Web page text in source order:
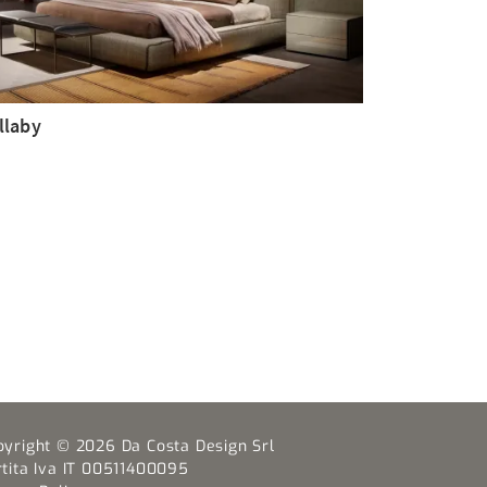
© 2026 Da Costa Design Srl
Iva IT 00511400095